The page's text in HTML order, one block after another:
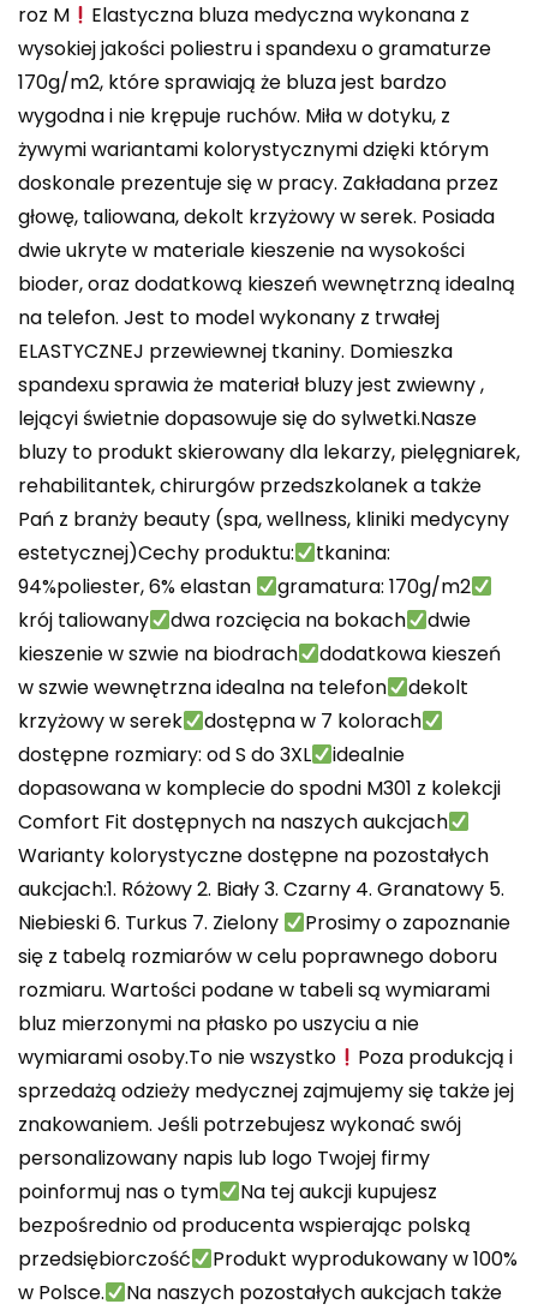
roz M
Elastyczna bluza medyczna wykonana z
wysokiej jakości poliestru i spandexu o gramaturze
170g/m2, które sprawiają że bluza jest bardzo
wygodna i nie krępuje ruchów. Miła w dotyku, z
żywymi wariantami kolorystycznymi dzięki którym
doskonale prezentuje się w pracy. Zakładana przez
głowę, taliowana, dekolt krzyżowy w serek. Posiada
dwie ukryte w materiale kieszenie na wysokości
bioder, oraz dodatkową kieszeń wewnętrzną idealną
na telefon. Jest to model wykonany z trwałej
ELASTYCZNEJ przewiewnej tkaniny. Domieszka
spandexu sprawia że materiał bluzy jest zwiewny ,
lejącyi świetnie dopasowuje się do sylwetki.Nasze
bluzy to produkt skierowany dla lekarzy, pielęgniarek,
rehabilitantek, chirurgów przedszkolanek a także
Pań z branży beauty (spa, wellness, kliniki medycyny
estetycznej)Cechy produktu:
tkanina:
94%poliester, 6% elastan
gramatura: 170g/m2
krój taliowany
dwa rozcięcia na bokach
dwie
kieszenie w szwie na biodrach
dodatkowa kieszeń
w szwie wewnętrzna idealna na telefon
dekolt
krzyżowy w serek
dostępna w 7 kolorach
dostępne rozmiary: od S do 3XL
idealnie
dopasowana w komplecie do spodni M301 z kolekcji
Comfort Fit dostępnych na naszych aukcjach
Warianty kolorystyczne dostępne na pozostałych
aukcjach:1. Różowy 2. Biały 3. Czarny 4. Granatowy 5.
Niebieski 6. Turkus 7. Zielony
Prosimy o zapoznanie
się z tabelą rozmiarów w celu poprawnego doboru
rozmiaru. Wartości podane w tabeli są wymiarami
bluz mierzonymi na płasko po uszyciu a nie
wymiarami osoby.To nie wszystko
Poza produkcją i
sprzedażą odzieży medycznej zajmujemy się także jej
znakowaniem. Jeśli potrzebujesz wykonać swój
personalizowany napis lub logo Twojej firmy
poinformuj nas o tym
Na tej aukcji kupujesz
bezpośrednio od producenta wspierając polską
przedsiębiorczość
Produkt wyprodukowany w 100%
w Polsce.
Na naszych pozostałych aukcjach także